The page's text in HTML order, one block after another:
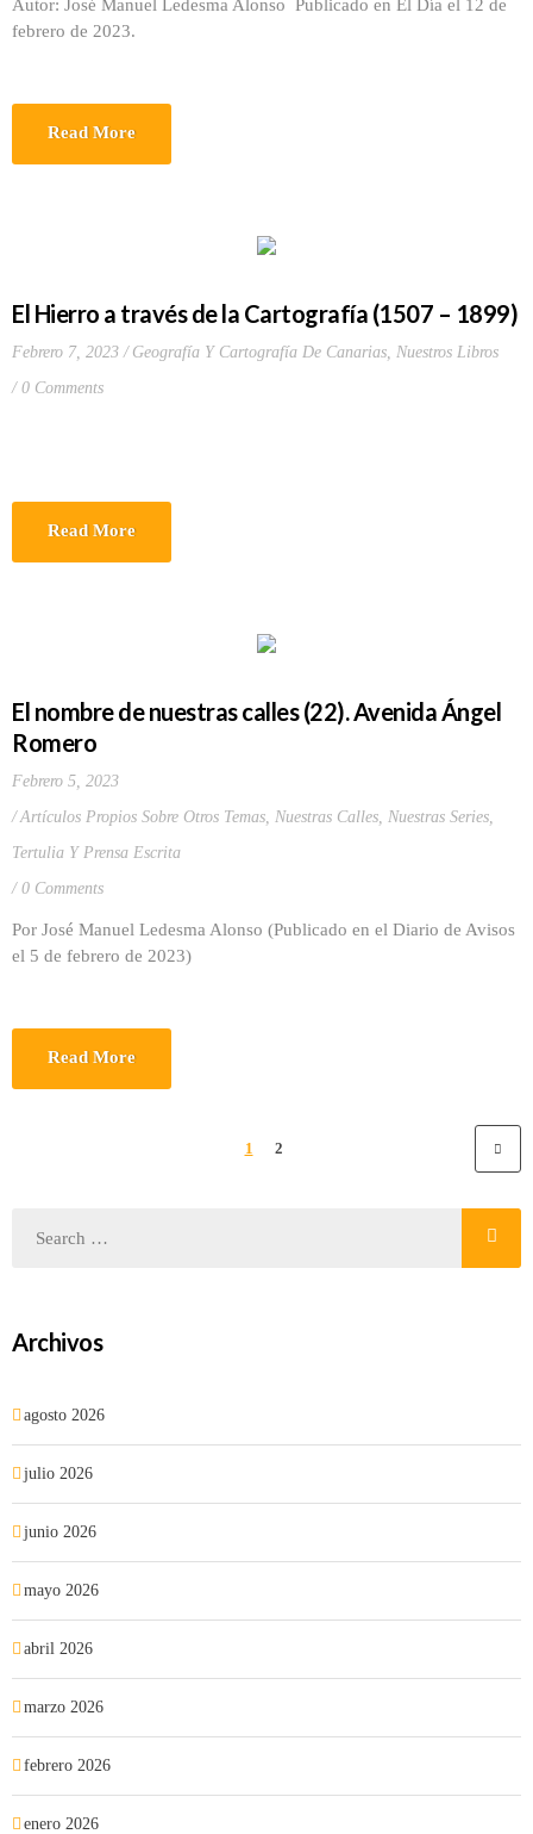
Autor: José Manuel Ledesma Alonso Publicado en El Día el 12 de
febrero de 2023.
Read More
El Hierro a través de la Cartografía (1507 – 1899)
Febrero 7, 2023 Geografía Y Cartografía De Canarias, Nuestros Libros
0 Comments
Read More
El nombre de nuestras calles (22). Avenida Ángel
Romero
Febrero 5, 2023
Artículos Propios Sobre Otros Temas, Nuestras Calles, Nuestras Series,
Tertulia Y Prensa Escrita
0 Comments
Por José Manuel Ledesma Alonso (Publicado en el Diario de Avisos
el 5 de febrero de 2023)
Read More
1 2
Archivos
agosto 2026
julio 2026
junio 2026
mayo 2026
abril 2026
marzo 2026
febrero 2026
enero 2026